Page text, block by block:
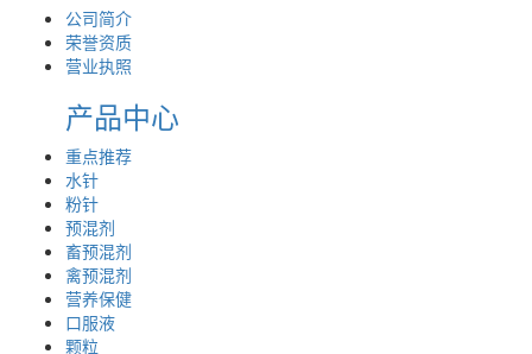
公司简介
荣誉资质
营业执照
产品中心
重点推荐
水针
粉针
预混剂
畜预混剂
禽预混剂
营养保健
口服液
颗粒